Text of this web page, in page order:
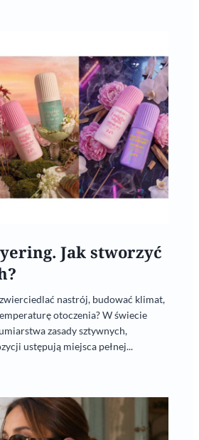
Jak stworzyć
nastrój, budować klimat,
otoczenia? W świecie
zasady sztywnych,
ustępują miejsca pełnej...